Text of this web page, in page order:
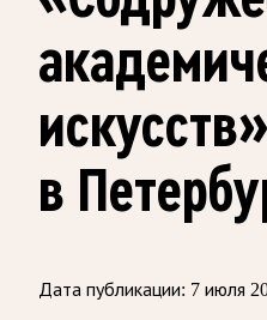
в
Дата публикации: 7 июля